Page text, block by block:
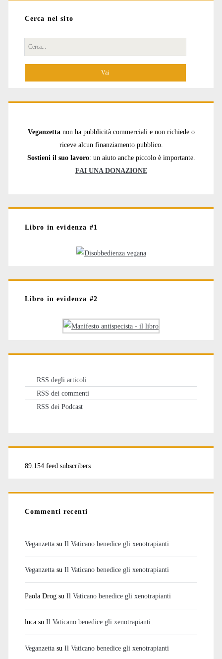
Cerca nel sito
Cerca
per:
Veganzetta non ha pubblicità commerciali e non richiede o
riceve alcun finanziamento pubblico.
Sostieni il suo lavoro: un aiuto anche piccolo è importante.
FAI UNA DONAZIONE
Libro in evidenza #1
Libro in evidenza #2
RSS degli articoli
RSS dei commenti
RSS dei Podcast
89.154 feed subscribers
Commenti recenti
Veganzettasu Il Vaticano benedice gli xenotrapianti
Veganzettasu Il Vaticano benedice gli xenotrapianti
Paola Drogsu Il Vaticano benedice gli xenotrapianti
lucasu Il Vaticano benedice gli xenotrapianti
Veganzettasu Il Vaticano benedice gli xenotrapianti